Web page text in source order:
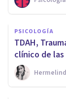
PSICOLOGÍA
TDAH,
clínico de